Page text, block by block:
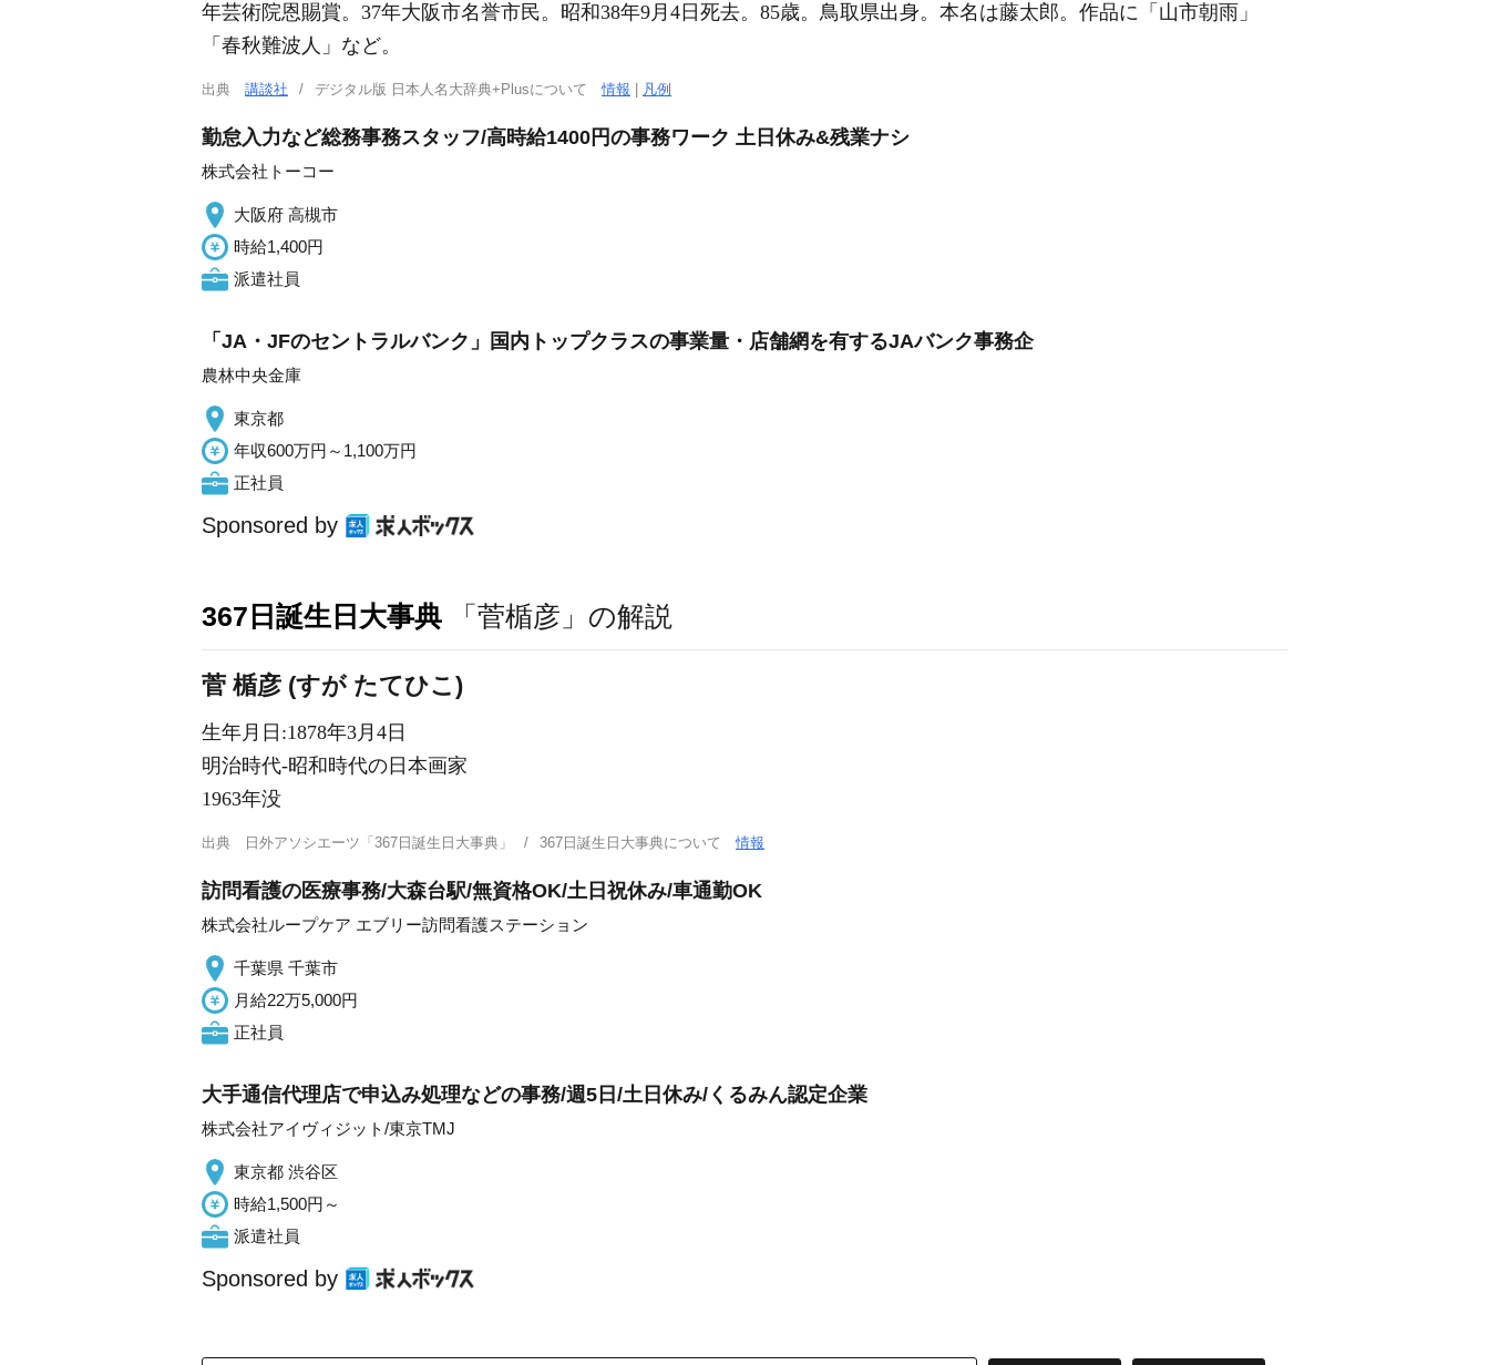
年芸術院恩賜賞。37年大阪市名誉市民。昭和38年9月4日死去。85歳。鳥取県出身。本名は藤太郎。作品に「山市朝雨」
「春秋難波人」など。
出典 講談社 デジタル版 日本人名大辞典+Plusについて情報 凡例
勤怠入力など総務事務スタッフ/高時給1400円の事務ワーク 土日休み&残業ナシ
株式会社トーコー
大阪府 高槻市
時給1,400円
派遣社員
「JA・JFのセントラルバンク」国内トップクラスの事業量・店舗網を有するJAバンク事務企
農林中央金庫
東京都
年収600万円～1,100万円
正社員
Sponsored by
367日誕生日大事典 「菅楯彦」の解説
菅 楯彦 (すが たてひこ)
生年月日:1878年3月4日
明治時代-昭和時代の日本画家
1963年没
出典 日外アソシエーツ「367日誕生日大事典」 367日誕生日大事典について情報
訪問看護の医療事務/大森台駅/無資格OK/土日祝休み/車通勤OK
株式会社ループケア エブリー訪問看護ステーション
千葉県 千葉市
月給22万5,000円
正社員
大手通信代理店で申込み処理などの事務/週5日/土日休み/くるみん認定企業
株式会社アイヴィジット/東京TMJ
東京都 渋谷区
時給1,500円～
派遣社員
Sponsored by